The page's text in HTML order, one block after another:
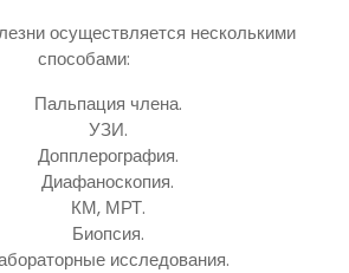
осуществляется несколькими
способами:
Пальпация члена.
УЗИ.
Допплерография.
Диафаноскопия.
КМ, МРТ.
Биопсия.
исследования.